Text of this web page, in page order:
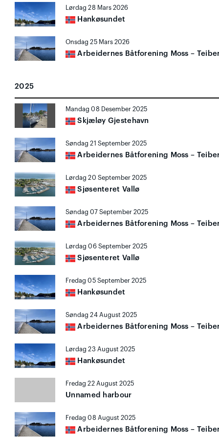
Lørdag 28 Mars 2026
Hankøsundet
Onsdag 25 Mars 2026
Arbeidernes Båtforening Moss –
2025
Mandag 08 Desember 2025
Skjæløy Gjestehavn
Søndag 21 September 2025
Arbeidernes Båtforening Moss –
Lørdag 20 September 2025
Sjøsenteret Vallø
Søndag 07 September 2025
Arbeidernes Båtforening Moss –
Lørdag 06 September 2025
Sjøsenteret Vallø
Fredag 05 September 2025
Hankøsundet
Søndag 24 August 2025
Arbeidernes Båtforening Moss –
Lørdag 23 August 2025
Hankøsundet
Fredag 22 August 2025
Unnamed harbour
Fredag 08 August 2025
Arbeidernes Båtforening Moss –